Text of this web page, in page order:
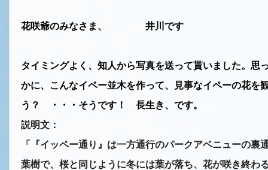
花咲爺のみなさま、 井川です
タイミングよく、知人から写真を送って貰いました。思
かに、こんなイペー並木を作って、見事なイペーの花を
う？ ・・・そうです！ 長生き、です。
説明文：
「『イッペー通り』は一方通行のパークアベニューの
葉樹で、桜と同じように冬には葉が落ち、花が咲き終わ